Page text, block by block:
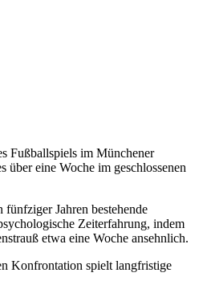
Fußballspiels im Münchener
eine Woche im geschlossenen
Jahren bestehende
Zeiterfahrung, indem
etwa eine Woche ansehnlich.
Konfrontation spielt langfristige